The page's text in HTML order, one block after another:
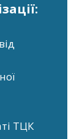
ТЦК